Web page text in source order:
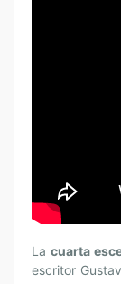
La cuarta
escritor